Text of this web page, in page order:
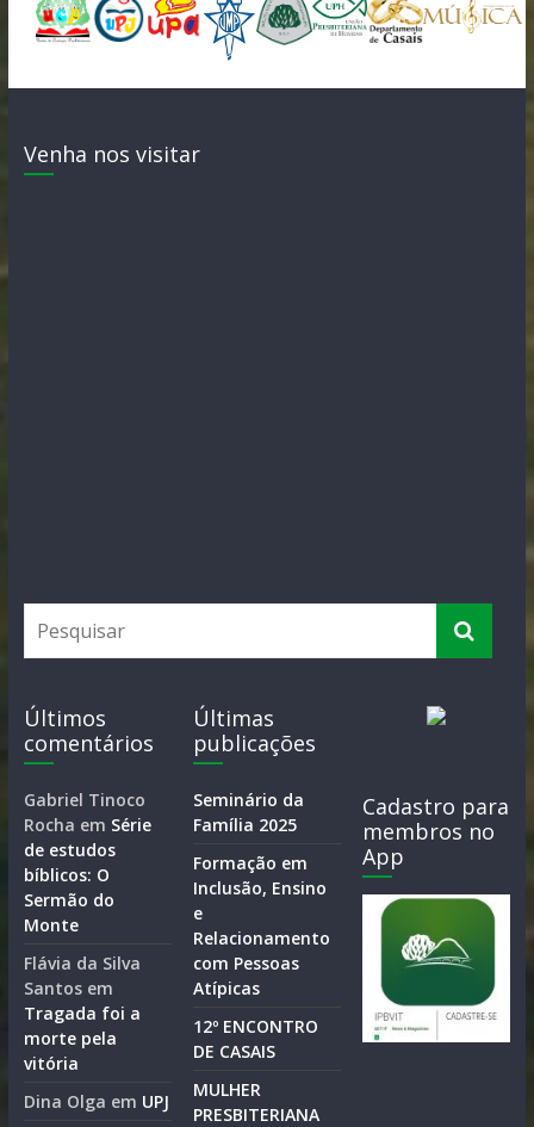
Venha nos visitar
Últimos
comentários
Gabriel Tinoco
Rocha em Série
de estudos
bíblicos: O
Sermão do
Monte
Flávia da Silva
Santosem
Tragada foi a
morte pela
vitória
Dina Olga em UPJ
Últimas
publicações
Seminário da
Família 2025
Formação em
Inclusão, Ensino
e
Relacionamento
com Pessoas
Atípicas
12º ENCONTRO
DE CASAIS
MULHER
PRESBITERIANA
Cadastro para
membros no
App